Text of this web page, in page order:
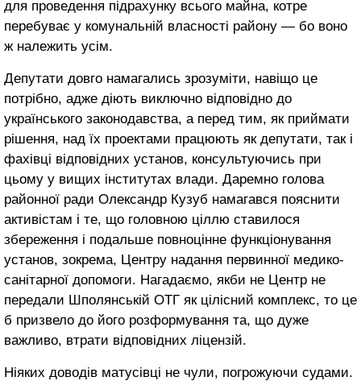
для проведення підрахунку всього майна, котре
перебуває у комунальній власності району — бо воно
ж належить усім.
Депутати довго намагались зрозуміти, навіщо це
потрібно, адже діють виключно відповідно до
українського законодавства, а перед тим, як приймати
рішення, над їх проектами працюють як депутати, так і
фахівці відповідних установ, консультуючись при
цьому у вищих інститутах влади. Даремно голова
районної ради Олександр Кузуб намагався пояснити
активістам і те, що головною ціллю ставилося
збереження і подальше повноцінне функціонування
установ, зокрема, Центру надання первинної медико-
санітарної допомоги. Нагадаємо, якби не Центр не
передали Шполянській ОТГ як цілісний комплекс, то це
б призвело до його розформування та, що дуже
важливо, втрати відповідних ліцензій.
Ніяких доводів матусівці не чули, погрожуючи судами.